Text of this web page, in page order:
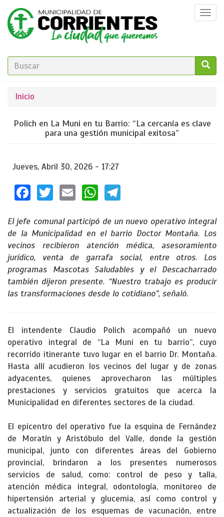
Pasar
contenido
principal
FORMULARIO
BÚSQUEDA
Se
encuentra
usted
Inicio
Polich en La Muni en tu Barrio: “La cercanía es clave
para una gestión municipal exitosa”
Jueves, Abril 30, 2026 - 17:27
Facebook
TwitterEmailWhatsApp
El jefe comunal participó de un nuevo operativo integral
de la Municipalidad en el barrio Doctor Montaña. Los
vecinos recibieron atención médica, asesoramiento
jurídico, venta de garrafa social, entre otros. Los
programas Mascotas Saludables y el Descacharrado
también dijeron presente. “Nuestro trabajo es producir
las transformaciones desde lo cotidiano”, señaló.
El intendente Claudio Polich acompañó un nuevo
operativo integral de “La Muni en tu barrio”, cuyo
recorrido itinerante tuvo lugar en el barrio Dr. Montaña.
Hasta allí acudieron los vecinos del lugar y de zonas
adyacentes, quienes aprovecharon las múltiples
prestaciones y servicios gratuitos que acerca la
Municipalidad en diferentes sectores de la ciudad.
El epicentro del operativo fue la esquina de Fernández
de Moratín y Aristóbulo del Valle, donde la gestión
municipal, junto con diferentes áreas del Gobierno
provincial, brindaron a los presentes numerosos
servicios de salud, como: control de peso y talla,
atención médica integral, odontología, monitoreo de
hipertensión arterial y glucemia, así como control y
actualización de los esquemas de vacunación, entre